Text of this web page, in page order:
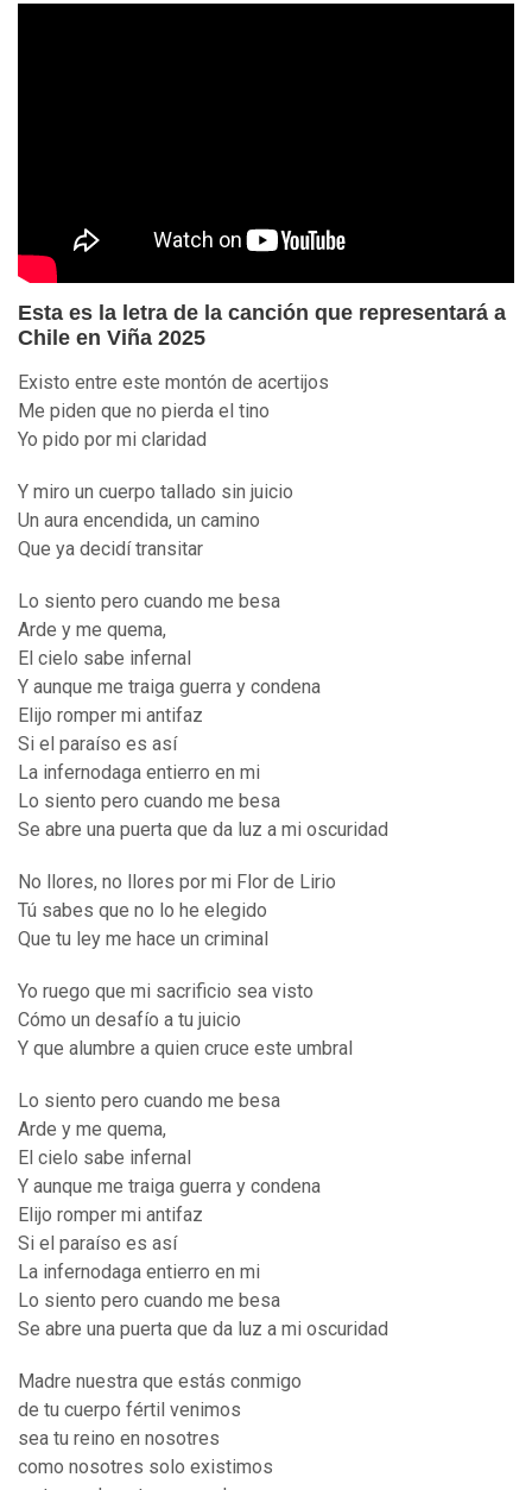
Esta es la letra de la canción que representará a
Chile en Viña 2025
Existo entre este montón de acertijos
Me piden que no pierda el tino
Yo pido por mi claridad
Y miro un cuerpo tallado sin juicio
Un aura encendida, un camino
Que ya decidí transitar
Lo siento pero cuando me besa
Arde y me quema,
El cielo sabe infernal
Y aunque me traiga guerra y condena
Elijo romper mi antifaz
Si el paraíso es así
La infernodaga entierro en mi
Lo siento pero cuando me besa
Se abre una puerta que da luz a mi oscuridad
No llores, no llores por mi Flor de Lirio
Tú sabes que no lo he elegido
Que tu ley me hace un criminal
Yo ruego que mi sacrificio sea visto
Cómo un desafío a tu juicio
Y que alumbre a quien cruce este umbral
Lo siento pero cuando me besa
Arde y me quema,
El cielo sabe infernal
Y aunque me traiga guerra y condena
Elijo romper mi antifaz
Si el paraíso es así
La infernodaga entierro en mi
Lo siento pero cuando me besa
Se abre una puerta que da luz a mi oscuridad
Madre nuestra que estás conmigo
de tu cuerpo fértil venimos
sea tu reino en nosotres
como nosotres solo existimos